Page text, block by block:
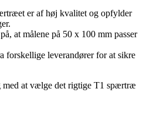
er af høj kvalitet og opfylder
at målene på 50 x 100 mm passer
forskellige leverandører for at sikre
at vælge det rigtige T1 spærtræ